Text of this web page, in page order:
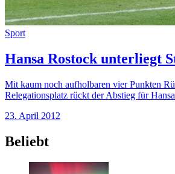
Sport
Hansa Rostock unterliegt
Mit kaum noch aufholbaren vier Punkten
Relegationsplatz rückt der Abstieg für
23. April 2012
Beliebt